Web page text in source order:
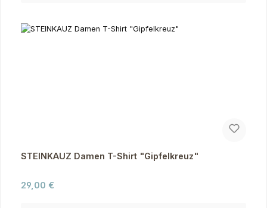
STEINKAUZ Damen T-Shirt "Gipfelkreuz"
Regulärer Preis:
29,00 €